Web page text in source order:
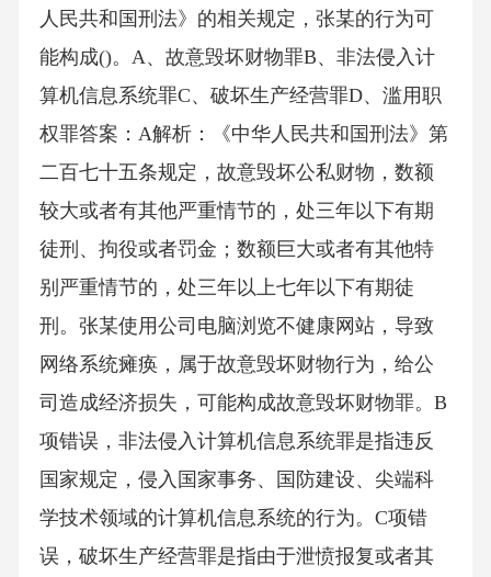
人民共和国刑法》的相关规定，张某的行为可
能构成()。A、故意毁坏财物罪B、非法侵入计
算机信息系统罪C、破坏生产经营罪D、滥用职
权罪答案：A解析：《中华人民共和国刑法》第
二百七十五条规定，故意毁坏公私财物，数额
较大或者有其他严重情节的，处三年以下有期
徒刑、拘役或者罚金；数额巨大或者有其他特
别严重情节的，处三年以上七年以下有期徒
刑。张某使用公司电脑浏览不健康网站，导致
网络系统瘫痪，属于故意毁坏财物行为，给公
司造成经济损失，可能构成故意毁坏财物罪。B
项错误，非法侵入计算机信息系统罪是指违反
国家规定，侵入国家事务、国防建设、尖端科
学技术领域的计算机信息系统的行为。C项错
误，破坏生产经营罪是指由于泄愤报复或者其